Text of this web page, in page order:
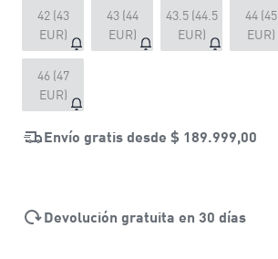
42 (43
EUR)
43 (44
EUR)
43.5 (44.5
EUR)
44 (45
EUR)
46 (47
EUR)
Envío gratis desde $ 189.999,00
Devolución gratuita en 30 días